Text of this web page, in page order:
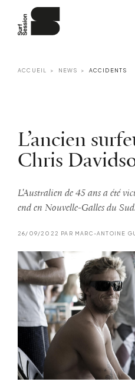
ACCUEIL NEWS ACCIDENTS
L’ancien
Chris
L'Australien de 45 ans a été
end en Nouvelle-Galles du
26/09/2022 PAR MARC-ANTOINE